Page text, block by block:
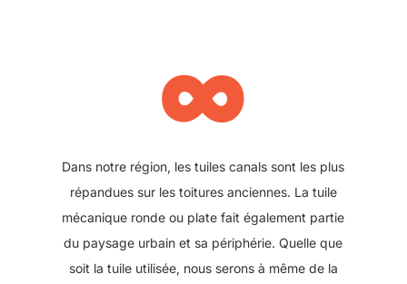
∞
plus récemment et que des plaques sous tuile
aient été posées. Nous pouvons également
intervenir sur ce type de toiture, pour réparer
ou changer une plaque abîmée. Ce type de
solution offre l'avantage d'avoir une couverture